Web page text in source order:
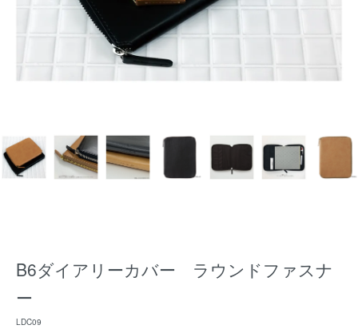
B6ダイアリーカバー ラウンドファスナ
ー
LDC09